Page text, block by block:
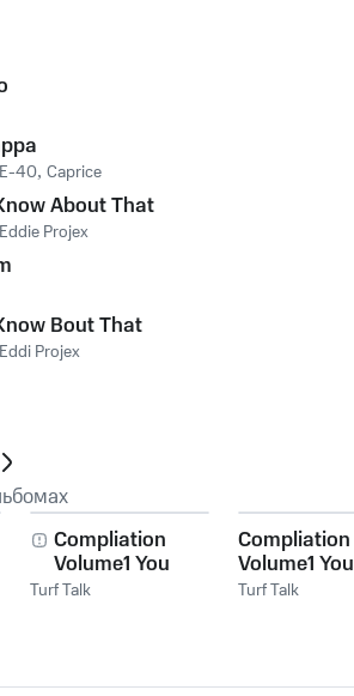
E-40, Caprice
About That
Eddie Projex
Bout That
Eddi Projex
Compliation
Volume1 You
Already Know
Turf Talk
Compliation
Volume1 You
Already Know
Turf Talk